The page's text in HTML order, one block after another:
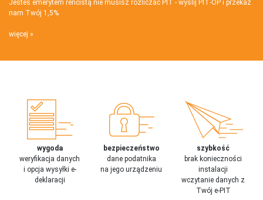
Jesteś emerytem rencistą nie musisz rozliczać PIT - wyślij PIT‑OP i przekaż
nam Twój 1,5%
więcej
wygoda
weryfikacja danych
i opcja wysyłki e-
deklaracji
bezpieczeństwo
dane podatnika
na jego urządzeniu
szybkość
brak konieczności
instalacji
wczytanie danych z
Twój e-PIT